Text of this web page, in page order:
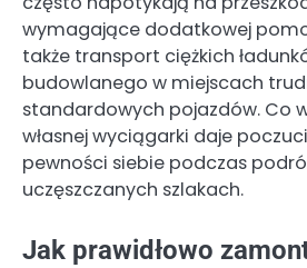
wymagające dodatkowej
także transport ciężkich
budowlanego w miejscach
standardowych pojazdów. Co
własnej wyciągarki daje
pewności siebie podczas
uczęszczanych szlakach.
Jak prawidłowo